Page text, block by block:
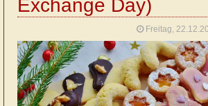
Exchange Day)
Freitag,